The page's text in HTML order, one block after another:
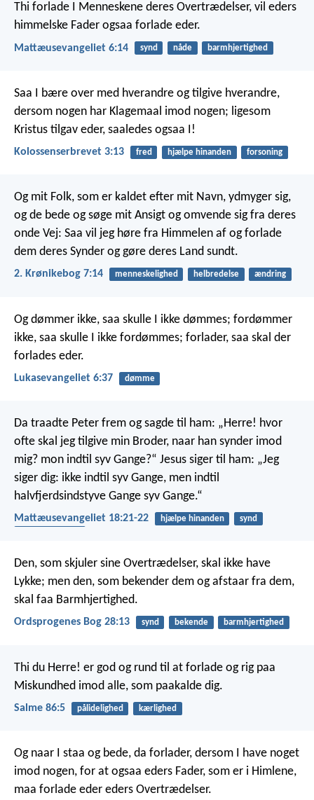
Thi forlade I Menneskene deres Overtrædelser, vil eders
himmelske Fader ogsaa forlade eder.
Mattæusevangeliet 6:14 synd nåde barmhjertighed
Saa I bære over med hverandre og tilgive hverandre,
dersom nogen har Klagemaal imod nogen; ligesom
Kristus tilgav eder, saaledes ogsaa I!
Kolossenserbrevet 3:13 fred hjælpe hinanden forsoning
Og mit Folk, som er kaldet efter mit Navn, ydmyger sig,
og de bede og søge mit Ansigt og omvende sig fra deres
onde Vej: Saa vil jeg høre fra Himmelen af og forlade
dem deres Synder og gøre deres Land sundt.
2. Krønikebog 7:14 menneskelighed helbredelse ændring
Og dømmer ikke, saa skulle I ikke dømmes; fordømmer
ikke, saa skulle I ikke fordømmes; forlader, saa skal der
forlades eder.
Lukasevangeliet 6:37 dømme
Da traadte Peter frem og sagde til ham: „Herre! hvor
ofte skal jeg tilgive min Broder, naar han synder imod
mig? mon indtil syv Gange?“ Jesus siger til ham: „Jeg
siger dig: ikke indtil syv Gange, men indtil
halvfjerdsindstyve Gange syv Gange.“
Mattæusevangeliet 18:21-22 hjælpe hinanden
synd
Den, som skjuler sine Overtrædelser, skal ikke have
Lykke; men den, som bekender dem og afstaar fra dem,
skal faa Barmhjertighed.
Ordsprogenes Bog 28:13 synd bekende barmhjertighed
Thi du Herre! er god og rund til at forlade og rig paa
Miskundhed imod alle, som paakalde dig.
Salme 86:5 pålidelighed kærlighed
Og naar I staa og bede, da forlader, dersom I have noget
imod nogen, for at ogsaa eders Fader, som er i Himlene,
maa forlade eder eders Overtrædelser.